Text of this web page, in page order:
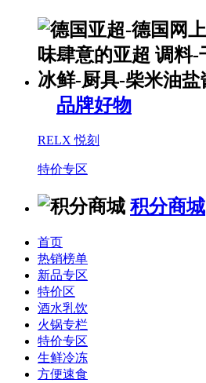
品牌好物
RELX 悦刻
特价专区
积分商城
首页
热销榜单
新品专区
特价区
酒水乳饮
火锅专栏
特价专区
生鲜冷冻
方便速食